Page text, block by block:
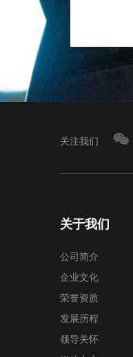
关注我们
关于我们
公司简介
企业文化
荣誉资质
发展历程
领导关怀